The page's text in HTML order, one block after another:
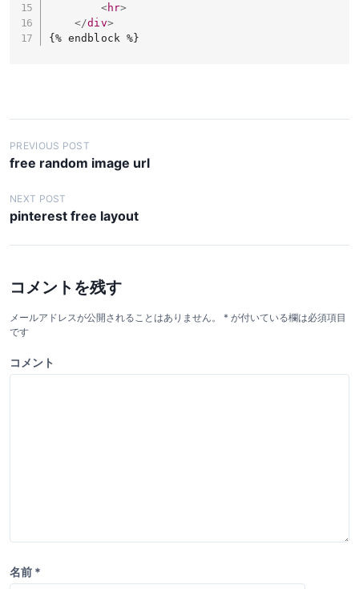
<hr>
</div>
{% endblock %}
投
稿
ナ
ビ
ゲ
シ
ョ
ン
PREVIOUS POST
free random image url
NEXT POST
pinterest free layout
コメントを残す
メールアドレスが公開されることはありません。 * が付いている欄は必須項目
です
コメント
名前 *